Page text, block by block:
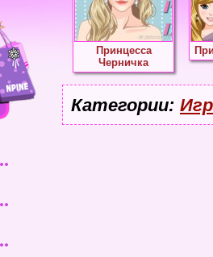
Принцесса
Черничка
Категории: